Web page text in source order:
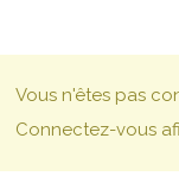
Vous n'êtes pas
Connectez-vous